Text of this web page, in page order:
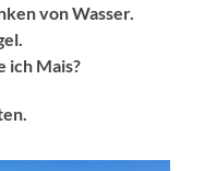
von Wasser.
ich Mais?